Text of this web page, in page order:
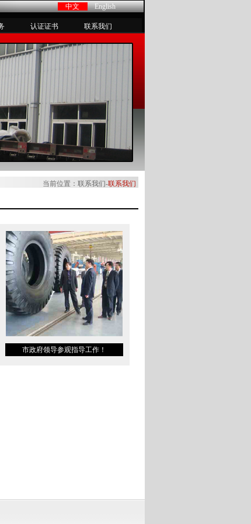
中文 English
认证证书 联系我们
当前位置：联系我们-联系我们
市政府领导参观指导工作！